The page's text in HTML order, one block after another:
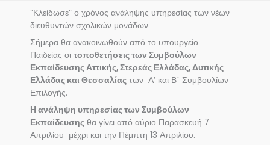
“Κλείδωσε” ο χρόνος ανάληψης υπηρεσίας των νέων
διευθυντών σχολικών μονάδων
Σήμερα θα ανακοινωθούν από το υπουργείο
Παιδείας οι τοποθετήσεις των Συμβούλων
Εκπαίδευσης Αττικής, Στερεάς Ελλάδας, Δυτικής
Ελλάδας και Θεσσαλίας των Α’ και Β΄ Συμβουλίων
Επιλογής.
Η ανάληψη υπηρεσίας των Συμβούλων
Εκπαίδευσης θα γίνει από αύριο Παρασκευή 7
Απριλίου μέχρι και την Πέμπτη 13 Απριλίου.